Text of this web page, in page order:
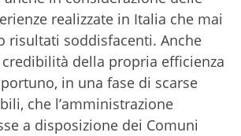
realizzate in Italia che mai
risultati soddisfacenti. Anche
della propria efficienza
in una fase di scarse
che l’amministrazione
a disposizione dei Comuni